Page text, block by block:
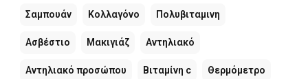
Σαμπουάν Κολλαγόνο Πολυβιταμινη
Ασβέστιο Μακιγιάζ Αντηλιακό
Αντηλιακό προσώπου Βιταμίνη c Θερμόμετρο